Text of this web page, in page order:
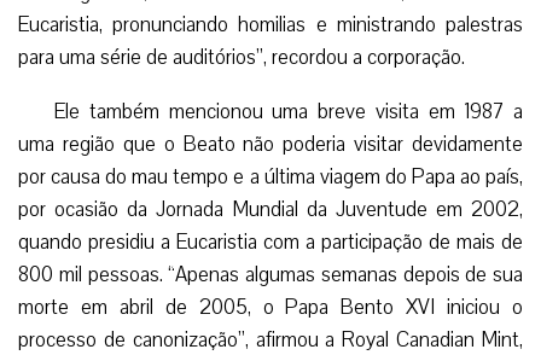
Eucaristia, pronunciando homilias e ministrando palestras
para uma série de auditórios”, recordou a corporação.
Ele também mencionou uma breve visita em 1987 a
uma região que o Beato não poderia visitar devidamente
por causa do mau tempo e a última viagem do Papa ao país,
por ocasião da Jornada Mundial da Juventude em 2002,
quando presidiu a Eucaristia com a participação de mais de
800 mil pessoas. “Apenas algumas semanas depois de sua
morte em abril de 2005, o Papa Bento XVI iniciou o
processo de canonização”, afirmou a Royal Canadian Mint,